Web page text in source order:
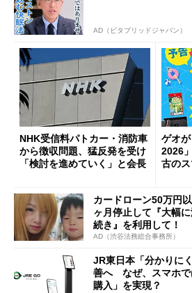
AD（ビタブリッドジャパン）
NHK受信料パトカー・消防車
から徴収問題、猛反発を受け
「検討を進めていく」と会長
ゲオ
2026
古の
カードローン50万円
ヶ月停止して『大幅
続き』を利用して！
AD（渋谷法務総合事務所）
JR東日本「分かりに
善へ なぜ、スマホで
購入」を実現？